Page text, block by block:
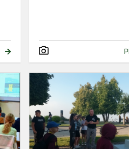
Saugaus
pamoka